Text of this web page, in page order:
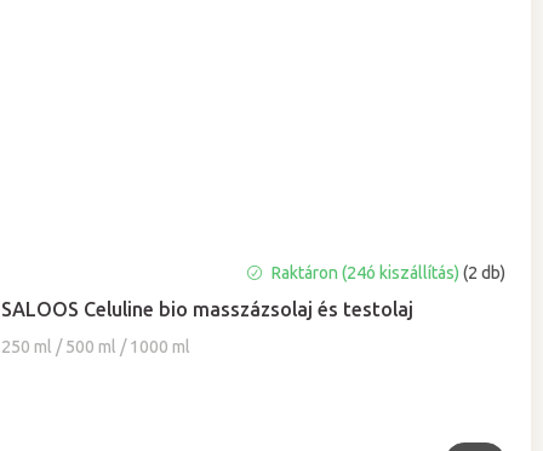
SALOOS Celuline bio masszázsolaj és testolaj
250 ml / 500 ml / 1000 ml
átlagos
értékelése
Raktáron (24ó kiszállítás)(2 db)